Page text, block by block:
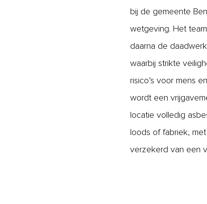
bij de gemeente
wetgeving. Het
daarna de
waarbij strikte
risico’s voor mens
wordt een
locatie volledig
loods of fabriek,
verzekerd van een